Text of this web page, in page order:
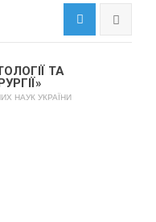
ТА
НАУК УКРАЇНИ